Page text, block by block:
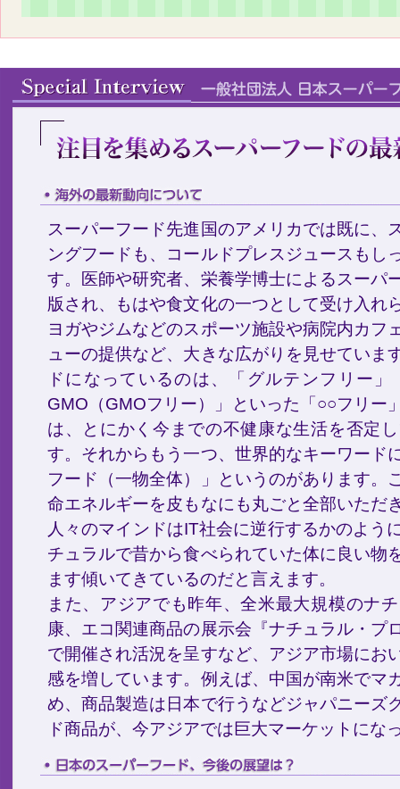
スーパーフード先進国のアメリカでは既に、
ングフードも、コールドプレスジュースもし
す。医師や研究者、栄養学博士によるスーパ
版され、もはや食文化の一つとして受け入れ
ヨガやジムなどのスポーツ施設や病院内カフ
ューの提供など、大きな広がりを見せていま
ドになっているのは、「グルテンフリー
GMO（GMOフリー）」といった「○○フリー
は、とにかく今までの不健康な生活を否定
す。それからもう一つ、世界的なキーワード
フード（一物全体）」というのがあります。
命エネルギーを皮もなにも丸ごと全部いただ
人々のマインドはIT社会に逆行するかのよう
チュラルで昔から食べられていた体に良い物
ます傾いてきているのだと言えます。
また、アジアでも昨年、全米最大規模のナ
康、エコ関連商品の展示会『ナチュラル・プ
で開催され活況を呈すなど、アジア市場にお
感を増しています。例えば、中国が南米でマ
め、商品製造は日本で行うなどジャパニーズ
ド商品が、今アジアでは巨大マーケットにな